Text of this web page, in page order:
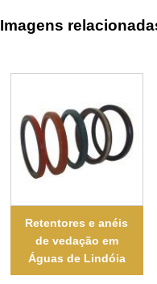
Imagens
Retentores e anéis
de vedação em
Águas de Lindóia